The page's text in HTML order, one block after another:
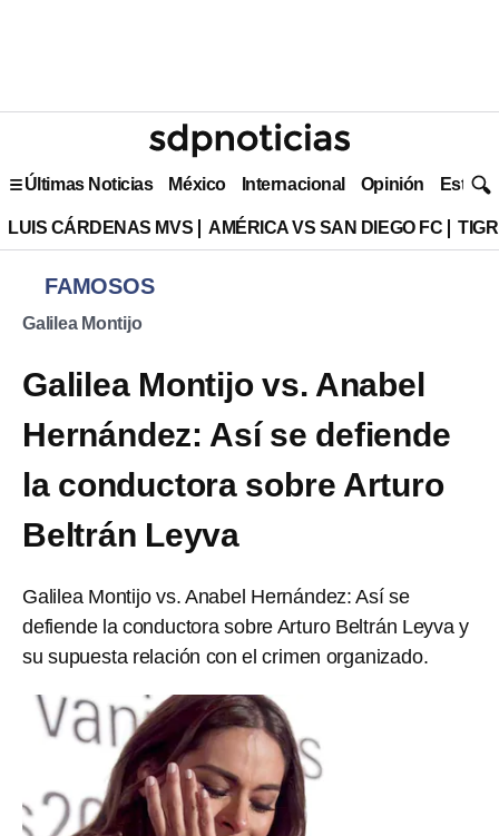
Últimas Noticias México Internacional Opinión Estilo
LUIS CÁRDENAS MVS AMÉRICA VS SAN DIEGO FC
FAMOSOS
Galilea Montijo
Galilea Montijo vs. Anabel
Hernández: Así se defiende
la conductora sobre Arturo
Beltrán Leyva
Galilea Montijo vs. Anabel Hernández: Así se
defiende la conductora sobre Arturo Beltrán Leyva y
su supuesta relación con el crimen organizado.